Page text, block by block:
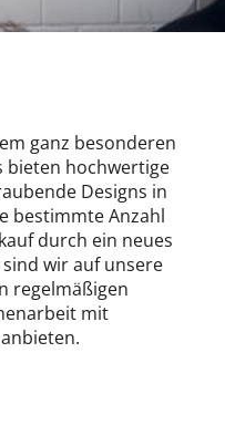
ganz besonderen
bieten hochwertige
Designs in
bestimmte Anzahl
durch ein neues
wir auf unsere
regelmäßigen
mit